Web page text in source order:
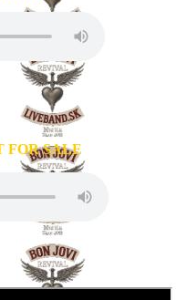
FOR SALE